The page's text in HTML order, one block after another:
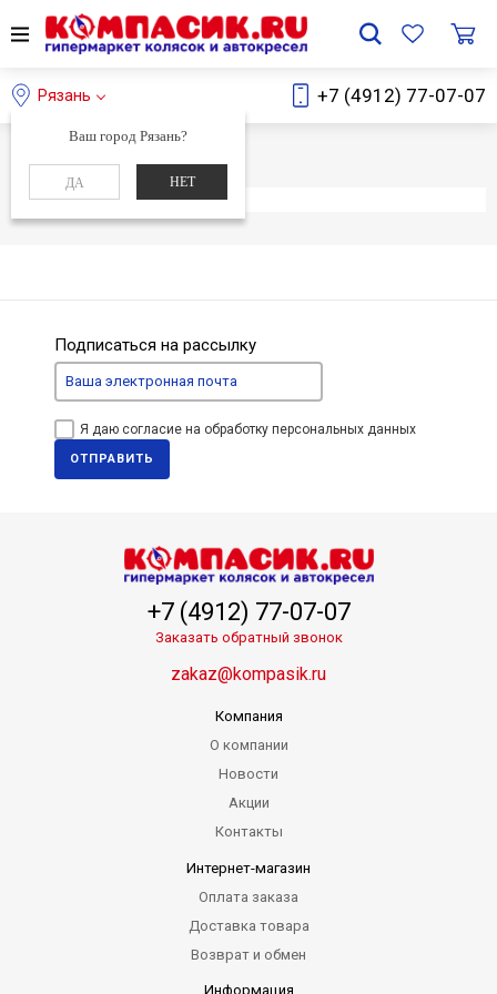
Рязань
Ваш город Рязань?
ДА НЕТ
+7 (4912) 77-07-07
Главная Каталог
Элемент не найден
Подписаться на рассылку
Я даю согласие на обработку персональных данных
ОТПРАВИТЬ
+7 (4912) 77-07-07
Заказать обратный звонок
zakaz@kompasik.ru
Компания
О компании
Новости
Акции
Контакты
Интернет-магазин
Оплата заказа
Доставка товара
Возврат и обмен
Информация